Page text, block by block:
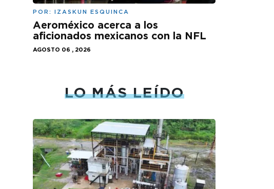
POR: IZASKUN ESQUINCA
Aeroméxico acerca a los
aficionados mexicanos con la NFL
AGOSTO 06 , 2026
LO MÁS LEÍDO